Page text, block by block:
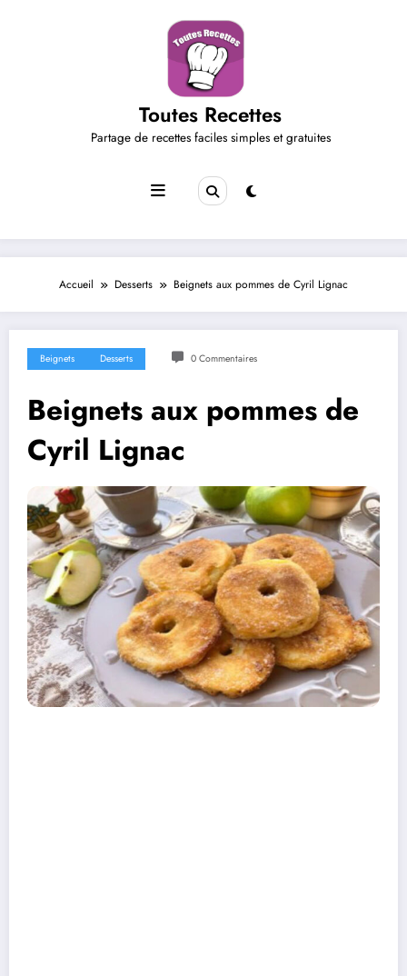
Toutes Recettes
Partage de recettes faciles simples et gratuites
Accueil Desserts Beignets aux pommes de Cyril Lignac
Beignets Desserts 0 Commentaires
Beignets aux pommes de
Cyril Lignac